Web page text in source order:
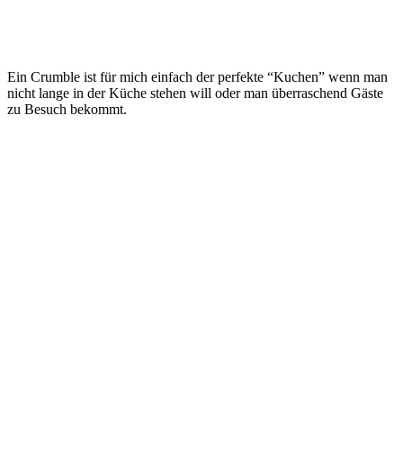
Ein Crumble ist für mich einfach der perfekte “Kuchen” wenn man
nicht lange in der Küche stehen will oder man überraschend Gäste
zu Besuch bekommt.